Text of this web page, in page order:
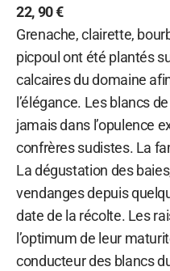
22, 90 €
Grenache, clairette,
picpoul ont été plantés
calcaires du domaine
l’élégance. Les blancs
jamais dans l’opulence
confrères sudistes. La
La dégustation des
vendanges depuis
date de la récolte. Les
l’optimum de leur
conducteur des blancs